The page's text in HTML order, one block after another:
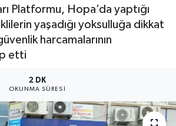
Platformu, Hopa’da yaptığı
yaşadığı yoksulluğa dikkat
harcamalarının
etti
2 DK
OKUNMA SÜRESI